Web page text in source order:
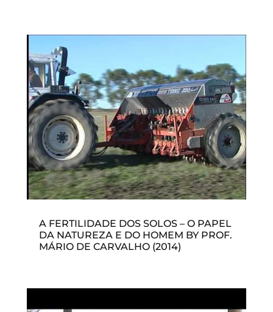
A FERTILIDADE DOS SOLOS – O PAPEL
DA NATUREZA E DO HOMEM BY PROF.
MÁRIO DE CARVALHO (2014)